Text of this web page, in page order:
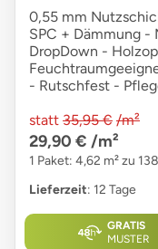
0,55 mm
SPC + Dämmung
DropDown -
- Rutschfest -
statt 35,95 € /m²
29,90 € /m²
1 Paket: 4,62 m² zu
Lieferzeit: 12 Tage
GRATIS
MUSTER